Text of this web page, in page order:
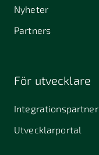
Nyheter
Partners
För utvecklare
Integrationspartner
Utvecklarportal